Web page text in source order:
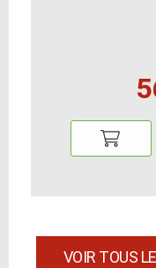
VOIR TOUS